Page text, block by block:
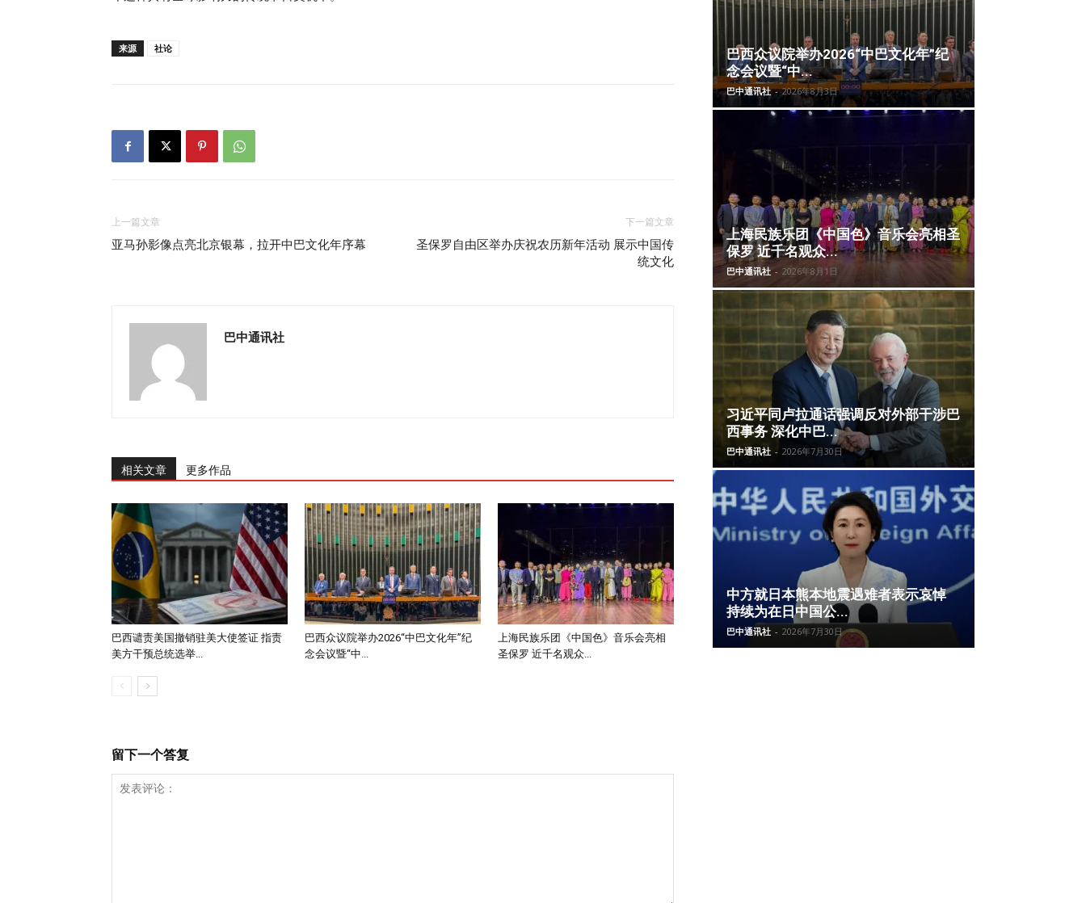
来源 社论
上一篇文章
亚马孙影像点亮北京银幕，拉开中巴文化年序幕
下一篇文章
圣保罗自由区举办庆祝农历新年活动 展示中国传
统文化
巴中通讯社
相关文章 更多作品
巴西谴责美国撤销驻美大使签证 指责
美方干预总统选举...
巴西众议院举办2026“中巴文化年”纪
念会议暨“中...
上海民族乐团《中国色》音乐会亮相
圣保罗 近千名观众...
留下一个答复
巴西众议院举办2026“中巴文化年”纪
念会议暨“中...
巴中通讯社 - 2026年8月3日
上海民族乐团《中国色》音乐会亮相圣
保罗 近千名观众...
巴中通讯社 - 2026年8月1日
习近平同卢拉通话强调反对外部干涉巴
西事务 深化中巴...
巴中通讯社 - 2026年7月30日
中方就日本熊本地震遇难者表示哀悼
持续为在日中国公...
巴中通讯社 - 2026年7月30日